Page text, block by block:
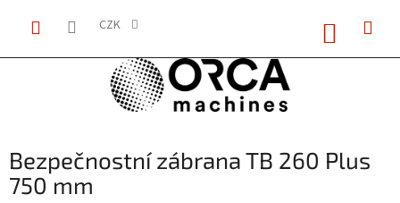
CZK
KOŠÍK
Bezpečnostní zábrana TB 260 Plus
750 mm